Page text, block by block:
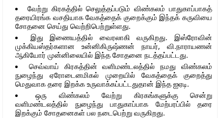
வேற்று கிரகத்தில் செலுத்தப்படும் விண்கலம் பாதுகாப்பாகத்
தரையிரங்க வசதியாக வேகத்தைக் குறைக்கும் இந்தக் கருவியை
சோதனை செய்து வெற்றிபெற்றுள்ளது.
இது இணையத்தில் வைரலாகி வருகிறது. இஸ்ரோவின்
முக்கியஸ்தர்களான உன்னிகிருஷ்ணன் நாயர், வி.நாராயணன்
ஆகியோர் முன்னிலையில் இந்த சோதனை நடத்தப்பட்டது.
செவ்வாய் கிரகத்தின் வளிமண்டலத்தில் நமது விண்கலம்
நுழைந்து ஏரோடைனமிகல் முறையில் வேகத்தைக் குறைத்து
மெதுவாக தரை இறக்க உருவாக்கப்பட்டதுதான் இந்த ஐஏடி.
ஒரு விண்கலம் வேற்று கிரகங்களுக்கு சென்று
வளிமண்டலத்தில் நுழைந்து பாதுகாப்பாக மேற்பரப்பில் தரை
இறக்கும் சோதனைகள் பல நடைபெற்று வருகிறது.